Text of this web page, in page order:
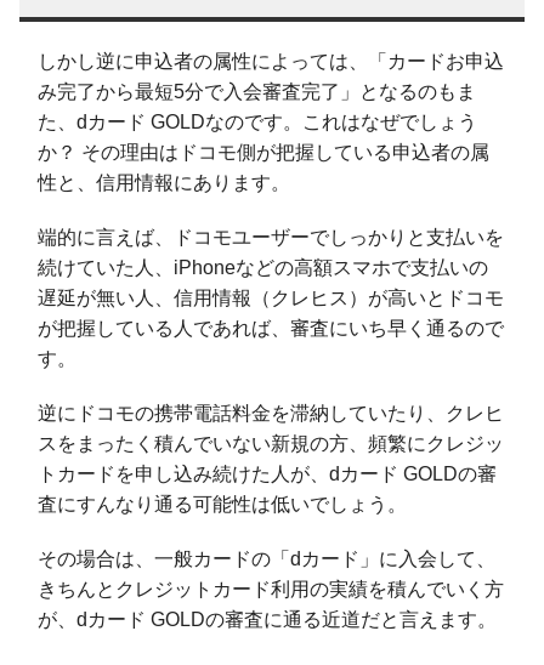
しかし逆に申込者の属性によっては、「カードお申込
み完了から最短5分で入会審査完了」となるのもま
た、dカード GOLDなのです。これはなぜでしょう
か？ その理由はドコモ側が把握している申込者の属
性と、信用情報にあります。
端的に言えば、ドコモユーザーでしっかりと支払いを
続けていた人、iPhoneなどの高額スマホで支払いの
遅延が無い人、信用情報（クレヒス）が高いとドコモ
が把握している人であれば、審査にいち早く通るので
す。
逆にドコモの携帯電話料金を滞納していたり、クレヒ
スをまったく積んでいない新規の方、頻繁にクレジッ
トカードを申し込み続けた人が、dカード GOLDの審
査にすんなり通る可能性は低いでしょう。
その場合は、一般カードの「dカード」に入会して、
きちんとクレジットカード利用の実績を積んでいく方
が、dカード GOLDの審査に通る近道だと言えます。